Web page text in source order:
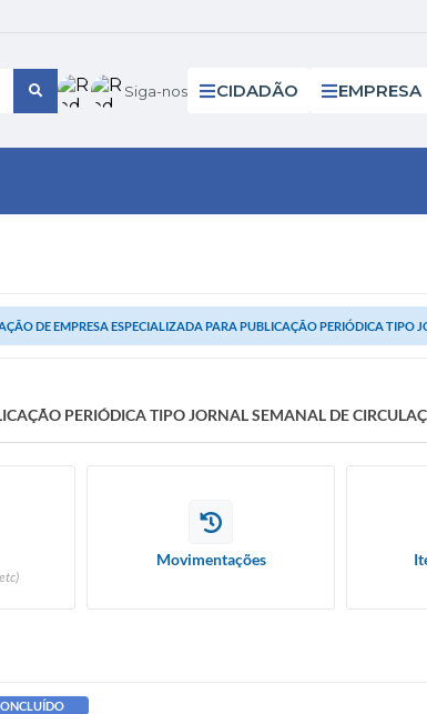
Siga-nos CIDADÃO EMPRESA
DE EMPRESA ESPECIALIZADA PARA PUBLICAÇÃO PERIÓDICA TIPO
PERIÓDICA TIPO JORNAL SEMANAL DE
Movimentações